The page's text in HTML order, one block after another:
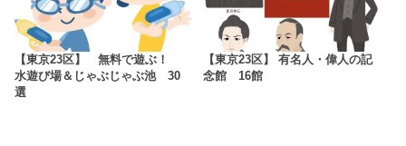
【東京23区】 無料で遊ぶ！
水遊び場＆じゃぶじゃぶ池 30
選
【東京23区】 有名人・偉人の記
念館 16館